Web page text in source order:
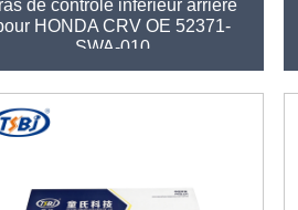
de contrôle inférieur arrière
HONDA CRV OE 52371-
SWA-010